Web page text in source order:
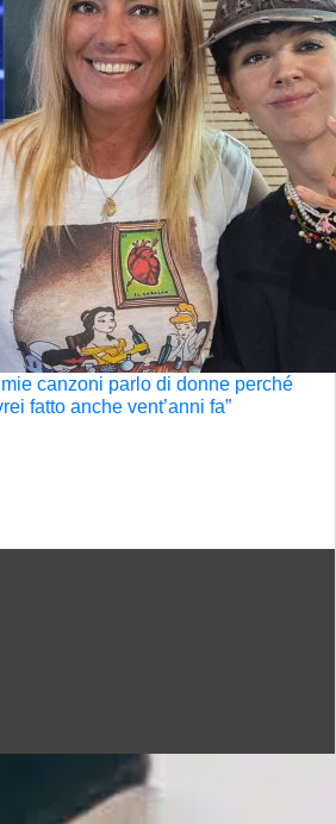
canzoni parlo di donne perché
fatto anche vent’anni fa”